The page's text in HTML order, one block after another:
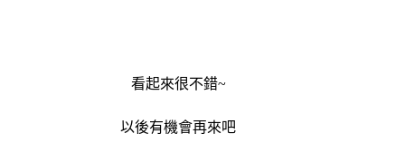
看起來很不錯~
以後有機會再來吧